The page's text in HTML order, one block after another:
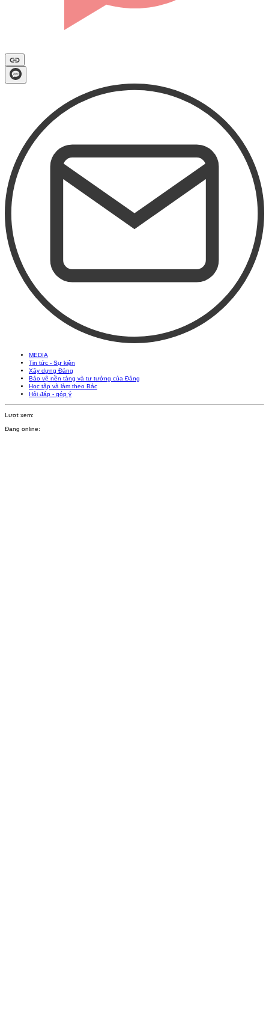
MEDIA
Tin tức - Sự kiện
Xây dựng Đảng
Bảo vệ nền tảng và tư tưởng của Đảng
Học tập và làm theo Bác
Hỏi đáp - góp ý
Lượt xem:
Đang online: